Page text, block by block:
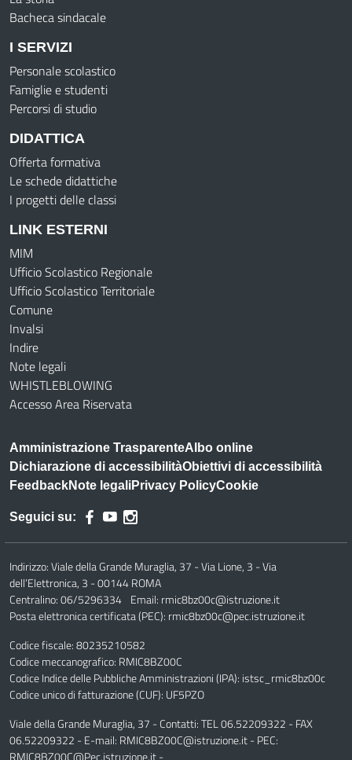
Bacheca sindacale
I SERVIZI
Personale scolastico
Famiglie e studenti
Percorsi di studio
DIDATTICA
Offerta formativa
Le schede didattiche
I progetti delle classi
LINK ESTERNI
MIM
Ufficio Scolastico Regionale
Ufficio Scolastico Territoriale
Comune
Invalsi
Indire
Note legali
WHISTLEBLOWING
Accesso Area Riservata
Amministrazione TrasparenteAlbo online
Dichiarazione di accessibilitàObiettivi di accessibilità
FeedbackNote legaliPrivacy PolicyCookie
Seguici su:
Indirizzo:Viale della Grande Muraglia, 37 - Via Lione, 3 - Via
dell’Elettronica, 3 - 00144 ROMA
Centralino:06/5296334 Email: rmic8bz00c@istruzione.it
Posta elettronica certificata (PEC): rmic8bz00c@pec.istruzione.it
Codice fiscale: 80235210582
Codice meccanografico: RMIC8BZ00C
Codice Indice delle Pubbliche Amministrazioni (IPA): istsc_rmic8bz00c
Codice unico di fatturazione (CUF): UF5PZO
Viale della Grande Muraglia, 37 - Contatti: TEL 06.52209322 - FAX
06.52209322 - E-mail: RMIC8BZ00C@istruzione.it - PEC:
RMIC8BZ00C@Pec.istruzione.it -